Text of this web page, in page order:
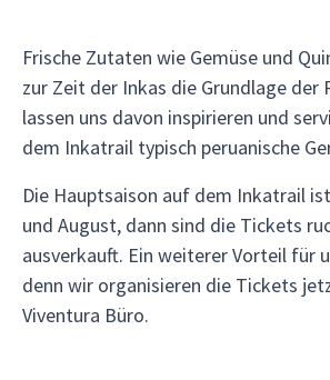
Frische Zutaten wie Gemüse und
zur Zeit der Inkas die Grundlage der
lassen uns davon inspirieren und
dem Inkatrail typisch peruanische
Die Hauptsaison auf dem Inkatrail
und August, dann sind die Tickets
ausverkauft. Ein weiterer Vorteil für
denn wir organisieren die Tickets
Viventura Büro.